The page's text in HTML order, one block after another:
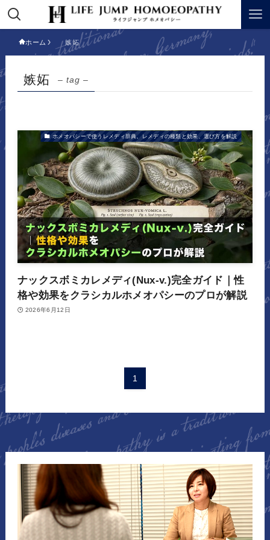
ホーム 嫉妬
嫉妬 – tag –
ホメオパシーで使うレメディ辞典。レメディの種類と効果、選び方を解説
ナックスボミカレメディ(Nux-v.)完全ガイド｜性
格や効果をクラシカルホメオパシーのプロが解説
2026年6月12日
1